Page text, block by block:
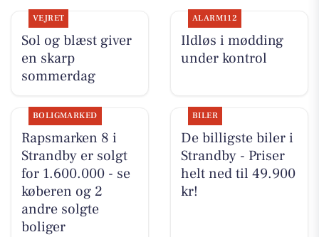
VEJRET
Sol og blæst giver
en skarp
sommerdag
ALARM112
Ildløs i mødding
under kontrol
BOLIGMARKED
Rapsmarken 8 i
Strandby er solgt
for 1.600.000 - se
køberen og 2
andre solgte
boliger
BILER
De billigste biler i
Strandby - Priser
helt ned til 49.900
kr!